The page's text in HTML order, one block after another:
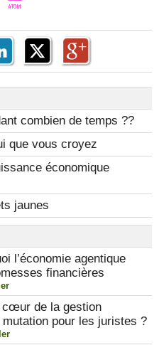
combien de temps ??
que vous croyez
économique
jaunes
l’économie agentique
financières
cœur de la gestion
pour les juristes ?